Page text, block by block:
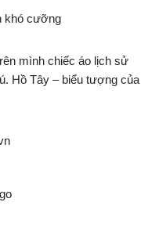
khó cưỡng
mình chiếc áo lịch sử
Hồ Tây – biểu tượng của